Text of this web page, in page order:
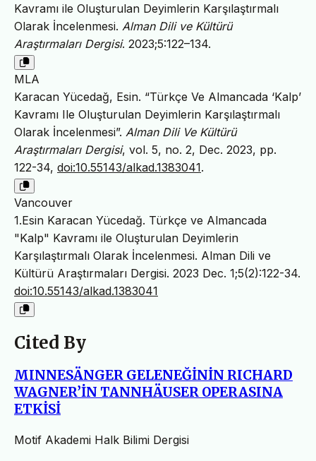
Kavramı ile Oluşturulan Deyimlerin Karşılaştırmalı
Olarak İncelenmesi. Alman Dili ve Kültürü
Araştırmaları Dergisi. 2023;5:122–134.
MLA
Karacan Yücedağ, Esin. “Türkçe Ve Almancada ‘Kalp’
Kavramı Ile Oluşturulan Deyimlerin Karşılaştırmalı
Olarak İncelenmesi”. Alman Dili Ve Kültürü
Araştırmaları Dergisi, vol. 5, no. 2, Dec. 2023, pp.
122-34, doi:10.55143/alkad.1383041.
Vancouver
1.Esin Karacan Yücedağ. Türkçe ve Almancada
"Kalp" Kavramı ile Oluşturulan Deyimlerin
Karşılaştırmalı Olarak İncelenmesi. Alman Dili ve
Kültürü Araştırmaları Dergisi. 2023 Dec. 1;5(2):122-34.
doi:10.55143/alkad.1383041
Cited By
MINNESÄNGER GELENEĞİNİN RICHARD
WAGNER’İN TANNHÄUSER OPERASINA
ETKİSİ
Motif Akademi Halk Bilimi Dergisi